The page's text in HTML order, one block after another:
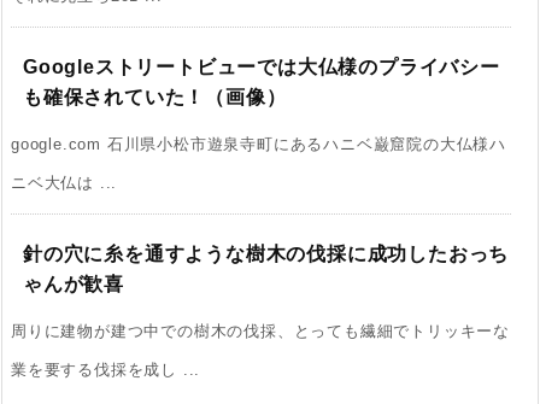
Googleストリートビューでは大仏様のプライバシー
も確保されていた！（画像）
google.com 石川県小松市遊泉寺町にあるハニベ巌窟院の大仏様ハ
ニベ大仏は ...
針の穴に糸を通すような樹木の伐採に成功したおっち
ゃんが歓喜
周りに建物が建つ中での樹木の伐採、とっても繊細でトリッキーな
業を要する伐採を成し ...